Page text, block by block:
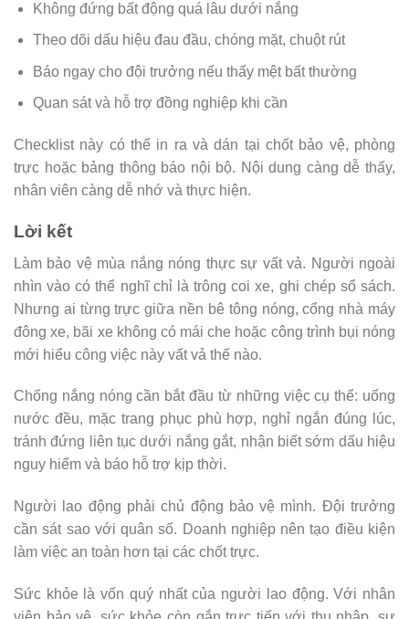
Không đứng bất động quá lâu dưới nắng
Theo dõi dấu hiệu đau đầu, chóng mặt, chuột rút
Báo ngay cho đội trưởng nếu thấy mệt bất thường
Quan sát và hỗ trợ đồng nghiệp khi cần
Checklist này có thể in ra và dán tại chốt bảo vệ, phòng
trực hoặc bảng thông báo nội bộ. Nội dung càng dễ thấy,
nhân viên càng dễ nhớ và thực hiện.
Lời kết
Làm bảo vệ mùa nắng nóng thực sự vất vả. Người ngoài
nhìn vào có thể nghĩ chỉ là trông coi xe, ghi chép sổ sách.
Nhưng ai từng trực giữa nền bê tông nóng, cổng nhà máy
đông xe, bãi xe không có mái che hoặc công trình bụi nóng
mới hiểu công việc này vất vả thế nào.
Chống nắng nóng cần bắt đầu từ những việc cụ thể: uống
nước đều, mặc trang phục phù hợp, nghỉ ngắn đúng lúc,
tránh đứng liên tục dưới nắng gắt, nhận biết sớm dấu hiệu
nguy hiểm và báo hỗ trợ kịp thời.
Người lao động phải chủ động bảo vệ mình. Đội trưởng
cần sát sao với quân số. Doanh nghiệp nên tạo điều kiện
làm việc an toàn hơn tại các chốt trực.
Sức khỏe là vốn quý nhất của người lao động. Với nhân